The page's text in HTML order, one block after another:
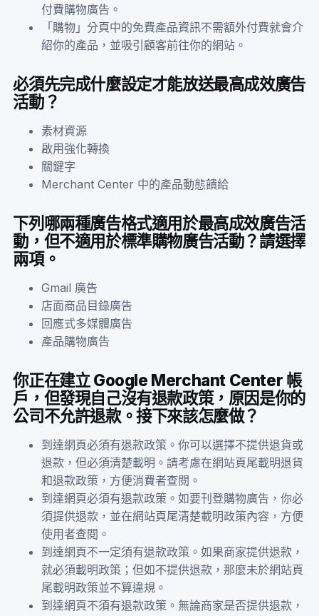
付費購物廣告。
「購物」分頁中的免費產品資訊不需額外付費就會介
紹你的產品，並吸引顧客前往你的網站。
必須先完成什麼設定才能放送最高成效廣告
活動？
素材資源
啟用強化轉換
關鍵字
Merchant Center 中的產品動態饋給
下列哪兩種廣告格式適用於最高成效廣告活
動，但不適用於標準購物廣告活動？請選擇
兩項。
Gmail 廣告
店面商品目錄廣告
回應式多媒體廣告
產品購物廣告
你正在建立 Google Merchant Center 帳
戶，但發現自己沒有退款政策，原因是你的
公司不允許退款。接下來該怎麼做？
到達網頁必須有退款政策。你可以選擇不提供退貨或
退款，但必須清楚載明。請考慮在網站頁尾載明退貨
和退款政策，方便消費者查閱。
到達網頁必須有退款政策。如要刊登購物廣告，你必
須提供退款，並在網站頁尾清楚載明政策內容，方便
使用者查閱。
到達網頁不一定須有退款政策。如果商家提供退款，
就必須載明政策；但如不提供退款，那麼未於網站頁
尾載明政策並不算違規。
到達網頁不須有退款政策。無論商家是否提供退款，